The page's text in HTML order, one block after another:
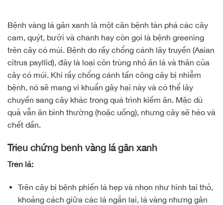
Bệnh vàng lá gân xanh là một căn bệnh tàn phá các cây
cam, quýt, bưởi và chanh hay còn gọi là bệnh greening
trên cây có múi. Bệnh do rầy chổng cánh lây truyền (Asian
citrus psyllid), đây là loại côn trùng nhỏ ăn lá và thân của
cây có múi. Khi rầy chổng cánh tấn công cây bị nhiễm
bệnh, nó sẽ mang vi khuẩn gây hại này và có thể lây
chuyền sang cây khác trong quá trình kiếm ăn. Mặc dù
quả vẫn ăn bình thường (hoặc uống), nhưng cây sẽ héo và
chết dần.
Triệu chứng bệnh vàng lá gân xanh
Trên lá:
Trên cây bị bệnh phiến lá hẹp và nhọn như hình tai thỏ,
khoảng cách giữa các lá ngắn lại, lá vàng nhưng gân